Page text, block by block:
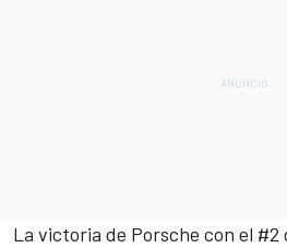
La victoria de Porsche con el